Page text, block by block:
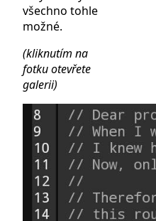
všechno tohle
možné.
(kliknutím na
fotku otevřete
galerii)